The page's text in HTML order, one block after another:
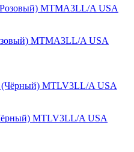
MTMA3LL/A USA
MTLV3LL/A USA